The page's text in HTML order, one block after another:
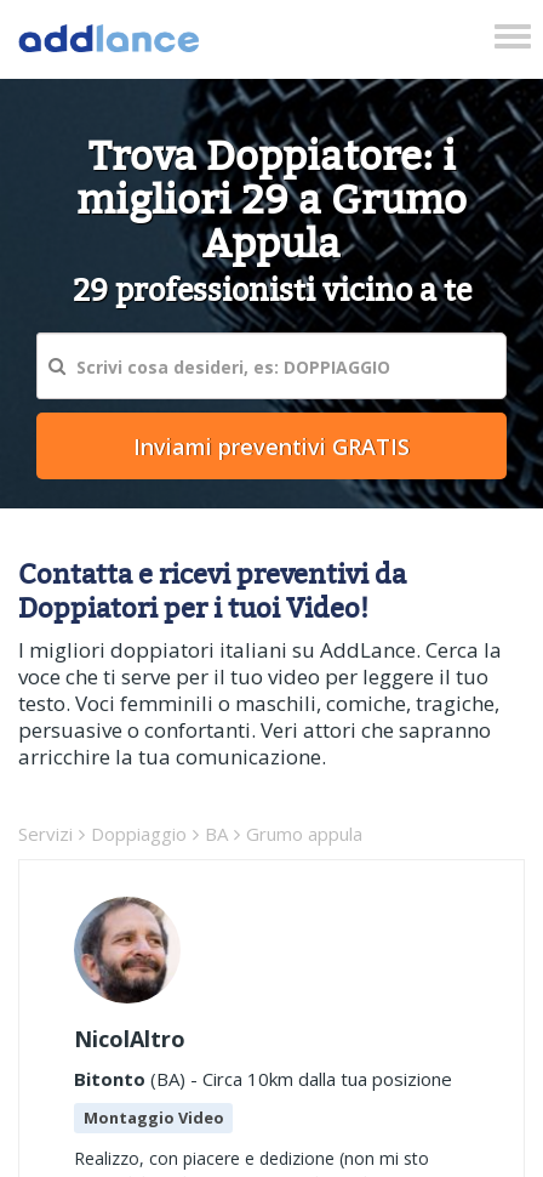
Trova Doppiatore: i
migliori 29 a Grumo
Appula
29 professionisti vicino a te
Contatta e ricevi preventivi da
Doppiatori per i tuoi Video!
I migliori doppiatori italiani su AddLance. Cerca la
voce che ti serve per il tuo video per leggere il tuo
testo. Voci femminili o maschili, comiche, tragiche,
persuasive o confortanti. Veri attori che sapranno
arricchire la tua comunicazione.
Servizi Doppiaggio BA Grumo appula
NicolAltro
Bitonto (BA) - Circa 10km dalla tua posizione
Montaggio Video
Realizzo, con piacere e dedizione (non mi sto